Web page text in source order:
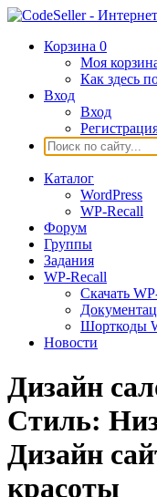
Корзина 0
Моя
Как здесь
Вход
Вход
Каталог
WordPress
WP-Recall
Форум
Группы
Задания
WP-Recall
Скачать
Шорткоды
Новости
Дизайн
Стиль:
Дизайн
красоты